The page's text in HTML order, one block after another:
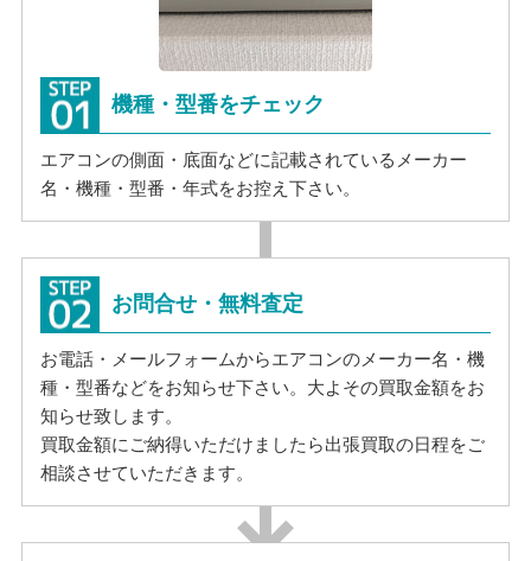
機種・型番をチェック
エアコンの側面・底面などに記載されているメーカー
名・機種・型番・年式をお控え下さい。
お問合せ・無料査定
お電話・メールフォームからエアコンのメーカー名・機
種・型番などをお知らせ下さい。大よその買取金額をお
知らせ致します。
買取金額にご納得いただけましたら出張買取の日程をご
相談させていただきます。